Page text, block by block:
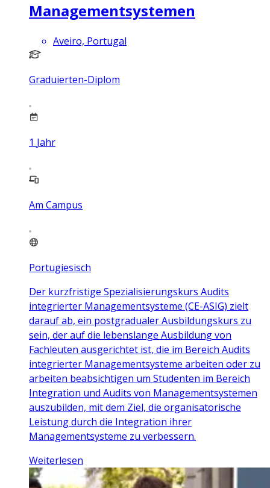
Managementsystemen
Aveiro, Portugal
Graduierten-Diplom
1 Jahr
Am Campus
Portugiesisch
Der kurzfristige Spezialisierungskurs Audits
integrierter Managementsysteme (CE-ASIG) zielt
darauf ab, ein postgradualer Ausbildungskurs zu
sein, der auf die lebenslange Ausbildung von
Fachleuten ausgerichtet ist, die im Bereich Audits
integrierter Managementsysteme arbeiten oder zu
arbeiten beabsichtigen um Studenten im Bereich
Integration und Audits von Managementsystemen
auszubilden, mit dem Ziel, die organisatorische
Leistung durch die Integration ihrer
Managementsysteme zu verbessern.
Weiterlesen